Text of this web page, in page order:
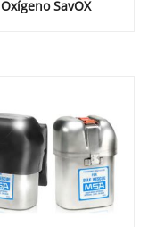
Oxígeno SavOX